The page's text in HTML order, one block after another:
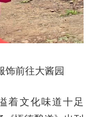
饰前往大酱园
文化味道十足